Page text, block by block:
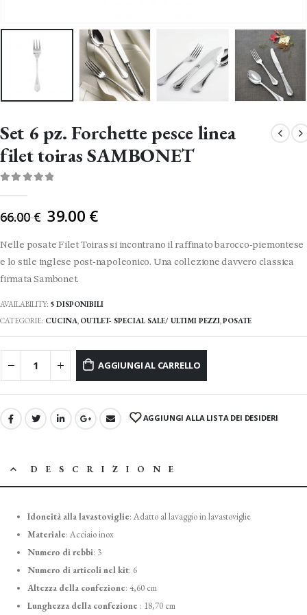
Set 6 pz. Forchette pesce linea
filet toiras SAMBONET
66.00€ Il
originale
era:
66.00 €.
39.00 €
Nelle posate Filet Toiras si incontrano il raffinato barocco-piemontese
e lo stile inglese post-napoleonico. Una collezione davvero classica
firmata Sambonet.
AVAILABILITY: 5 DISPONIBILI
CATEGORIE: CUCINA, OUTLET- SPECIAL SALE/ ULTIMI PEZZI,POSATE
AGGIUNGI AL CARRELLO
AGGIUNGI ALLA LISTA DEI DESIDERI
DESCRIZIONE
Idoneità alla lavastoviglie: Adatto al lavaggio in lavastoviglie
Materiale: Acciaio inox
Numero di rebbi: 3
Numero di articoli nel kit: 6
Altezza della confezione: 4,60 cm
Lunghezza della confezione : 18,70 cm